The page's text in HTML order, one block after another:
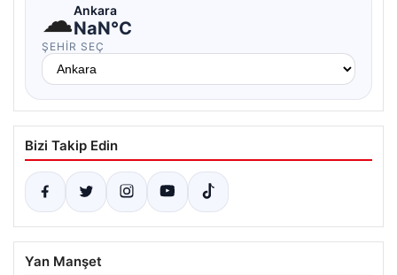
☁Ankara
NaN°C
ŞEHIR SEÇ
Bizi Takip Edin
Yan Manşet